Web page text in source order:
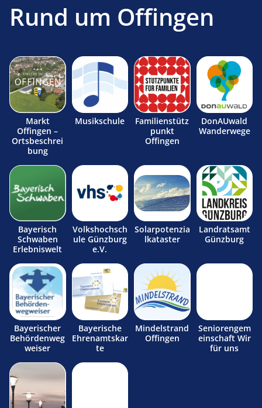
Rund um Offingen
Markt
Offingen –
Ortsbeschrei
bung
Musikschule
Familienstütz
punkt
Offingen
DonAUwald
Wanderwege
Bayerisch
Schwaben
Erlebniswelt
Volkshochsch
ule Günzburg
e.V.
Solarpotenzia
lkataster
Landratsamt
Günzburg
Bayerischer
Behördenweg
weiser
Bayerische
Ehrenamtskar
te
Mindelstrand
Offingen
Seniorengem
einschaft Wir
für uns